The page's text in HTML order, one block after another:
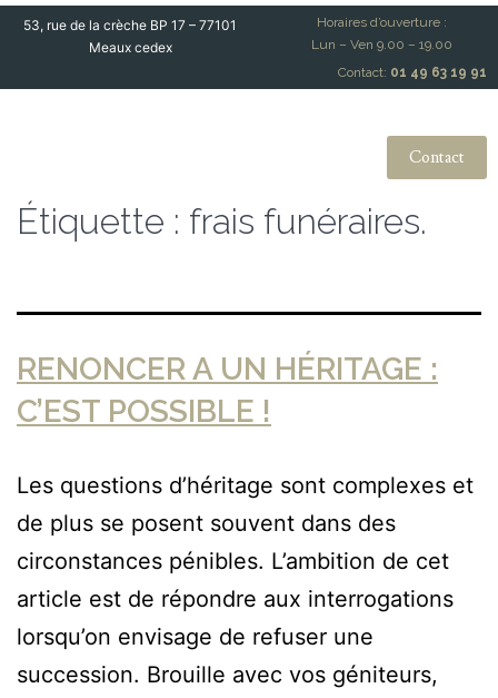
53, rue de la crèche BP 17 – 77101
Meaux cedex
Horaires d’ouverture :
Lun – Ven 9.00 – 19.00
Contact: 01 49 63 19 91
Contact
Étiquette : frais funéraires.
RENONCER A UN HÉRITAGE :
C’EST POSSIBLE !
Les questions d’héritage sont complexes et
de plus se posent souvent dans des
circonstances pénibles. L’ambition de cet
article est de répondre aux interrogations
lorsqu’on envisage de refuser une
succession. Brouille avec vos géniteurs,